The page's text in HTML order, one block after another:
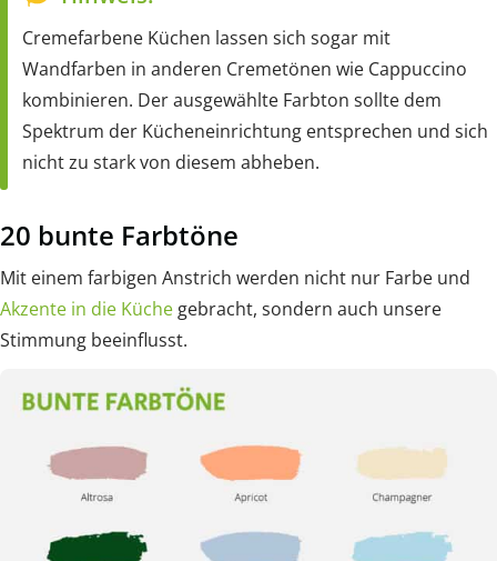
Cremefarbene Küchen lassen sich sogar mit
Wandfarben in anderen Cremetönen wie Cappuccino
kombinieren. Der ausgewählte Farbton sollte dem
Spektrum der Kücheneinrichtung entsprechen und sich
nicht zu stark von diesem abheben.
20 bunte Farbtöne
Mit einem farbigen Anstrich werden nicht nur Farbe und
Akzente in die Küche gebracht, sondern auch unsere
Stimmung beeinflusst.